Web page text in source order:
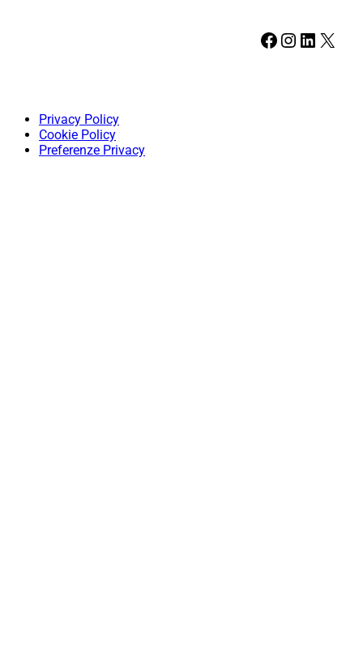
Facebook Instagram LinkedIn X
Privacy Policy
Cookie Policy
Preferenze Privacy